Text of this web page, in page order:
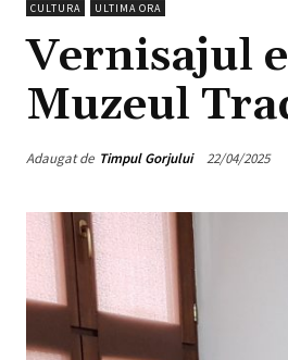
CULTURA ULTIMA ORA
Vernisajul
Muzeul
Adaugat de Timpul Gorjului 22/04/2025